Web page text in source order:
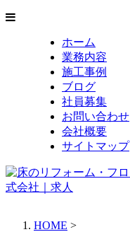
ホーム
業務内容
施工事例
ブログ
社員募集
お問い合わせ
会社概要
サイトマップ
HOME >